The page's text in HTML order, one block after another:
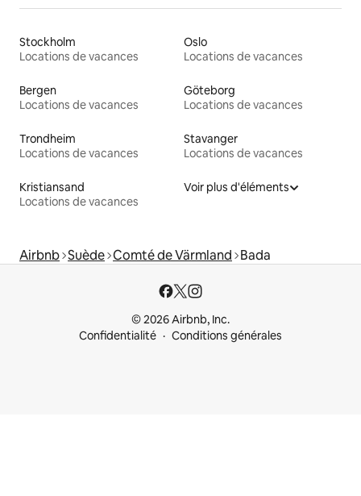
Stockholm
Locations de vacances
Oslo
Locations de vacances
Bergen
Locations de vacances
Göteborg
Locations de vacances
Trondheim
Locations de vacances
Stavanger
Locations de vacances
Kristiansand
Locations de vacances
Voir plus d'éléments
Airbnb Suède Comté de Värmland Bada
© 2026 Airbnb, Inc.
Confidentialité
Conditions générales